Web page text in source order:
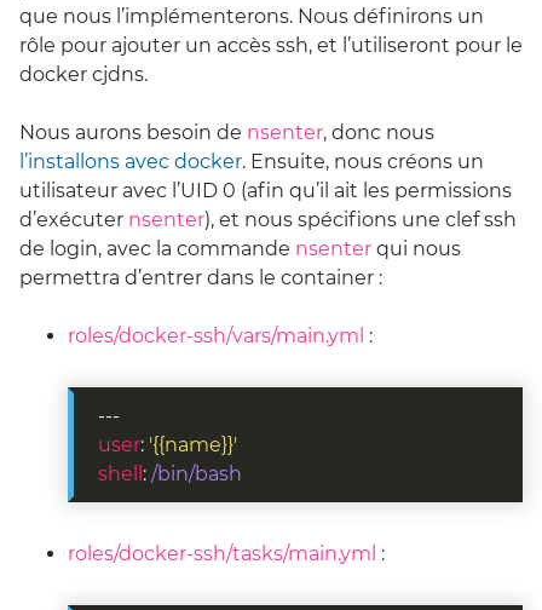
que nous l’implémenterons. Nous définirons un
rôle pour ajouter un accès ssh, et l’utiliseront pour le
docker cjdns.
Nous aurons besoin de nsenter, donc nous
l’installons avec docker. Ensuite, nous créons un
utilisateur avec l’UID 0 (afin qu’il ait les permissions
d’exécuter nsenter), et nous spécifions une clef ssh
de login, avec la commande nsenter qui nous
permettra d’entrer dans le container :
roles/docker-ssh/vars/main.yml :
user: '{{name}}'
shell : /bin/bash
roles/docker-ssh/tasks/main.yml :